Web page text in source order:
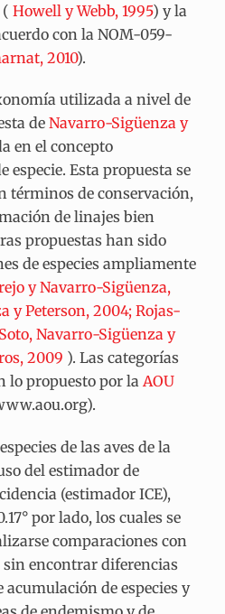
(Howell y Webb, 1995) y la
con la NOM-059-
2010).
utilizada a nivel de
deNavarro-Sigüenza y
en el concepto
especie. Esta propuesta se
términos de conservación,
de linajes bien
propuestas han sido
de especies ampliamente
y Navarro-Sigüenza,
y Peterson, 2004; Rojas-
Navarro-Sigüenza y
2009 ). Las categorías
lo propuesto por laAOU
).
de las aves de la
del estimador de
(estimador ICE),
por lado, los cuales se
comparaciones con
sin encontrar diferencias
de especies y